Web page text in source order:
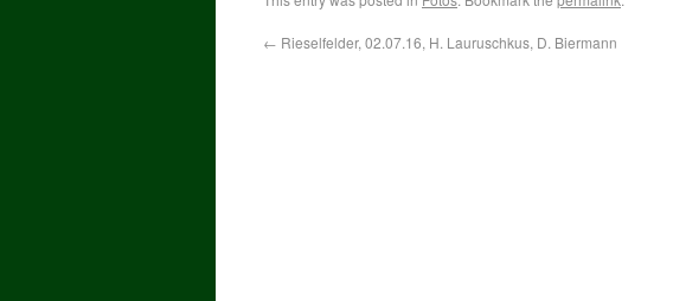
← Rieselfelder, 02.07.16, H. Lauruschkus, D. Biermann